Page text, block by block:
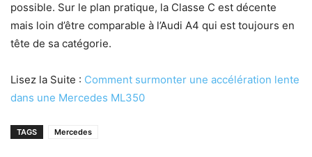
possible. Sur le plan pratique, la Classe C est décente
mais loin d’être comparable à l’Audi A4 qui est toujours en
tête de sa catégorie.
Lisez la Suite : Comment surmonter une accélération lente
dans une Mercedes ML350
TAGS Mercedes